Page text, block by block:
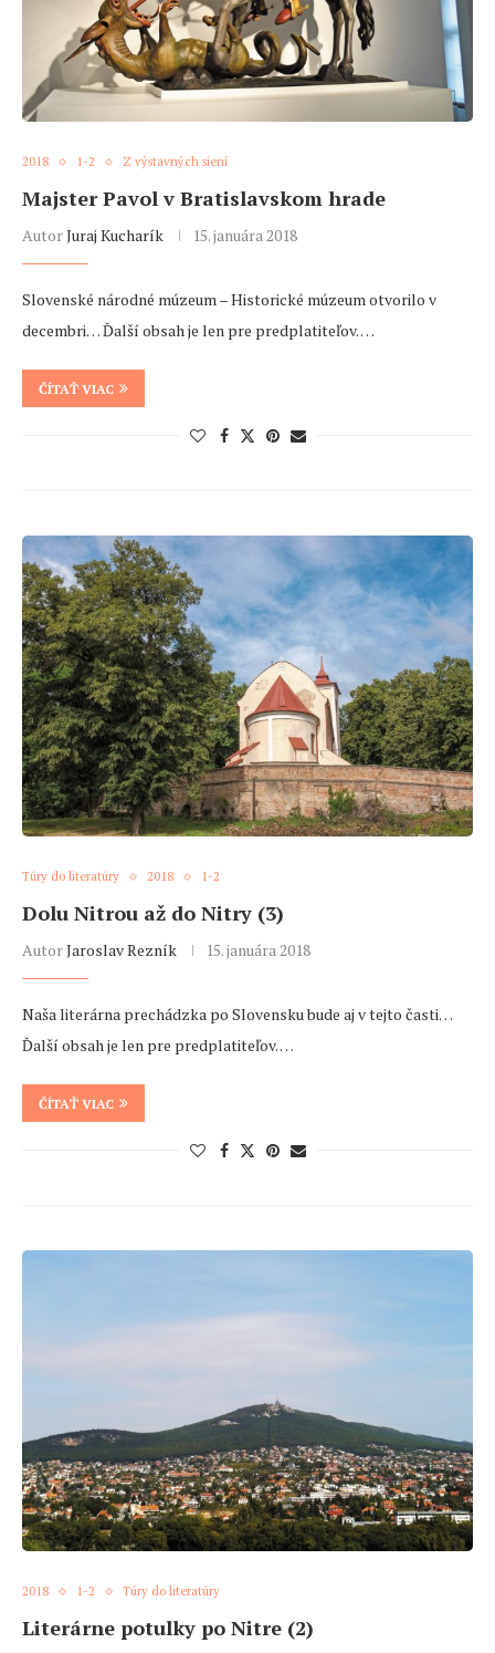
2018 1-2 Z výstavných siení
Majster Pavol v Bratislavskom hrade
AutorJuraj Kucharík 15. januára 2018
Slovenské národné múzeum – Historické múzeum otvorilo v
decembri… Ďalší obsah je len pre predplatiteľov. …
ČÍTAŤ VIAC
Túry do literatúry 2018 1-2
Dolu Nitrou až do Nitry (3)
AutorJaroslav Rezník 15. januára 2018
Naša literárna prechádzka po Slovensku bude aj v tejto časti…
Ďalší obsah je len pre predplatiteľov. …
ČÍTAŤ VIAC
2018 1-2 Túry do literatúry
Literárne potulky po Nitre (2)